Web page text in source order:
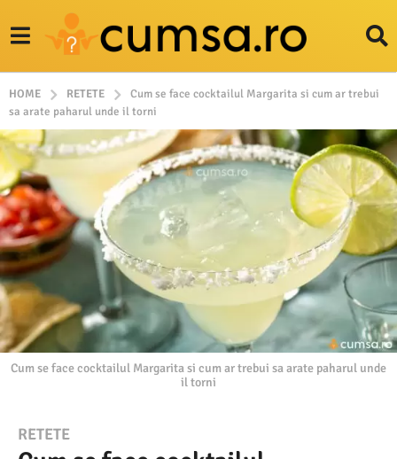
HOME RETETE
Cum se face cocktailul Margarita si cum ar trebui
sa arate paharul unde il torni
Cum se face cocktailul Margarita si cum ar trebui sa arate paharul unde
il torni
2
RETETE